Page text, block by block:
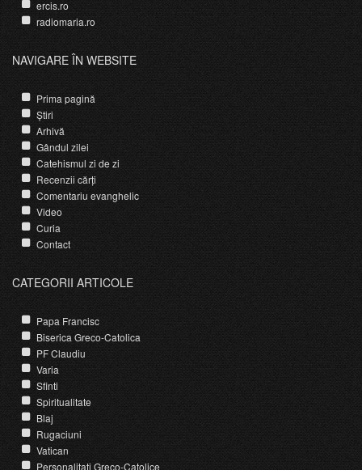
ercis.ro
radiomaria.ro
NAVIGARE ÎN WEBSITE
Prima pagină
Știri
Arhivă
Gândul zilei
Catehismul zi de zi
Recenzii cărți
Comentariu evanghelic
Video
Curia
Contact
CATEGORII ARTICOLE
Papa Francisc
Biserica Greco-Catolica
PF Claudiu
Varia
Sfinti
Spiritualitate
Blaj
Rugaciuni
Vatican
Personalitati Greco-Catolice